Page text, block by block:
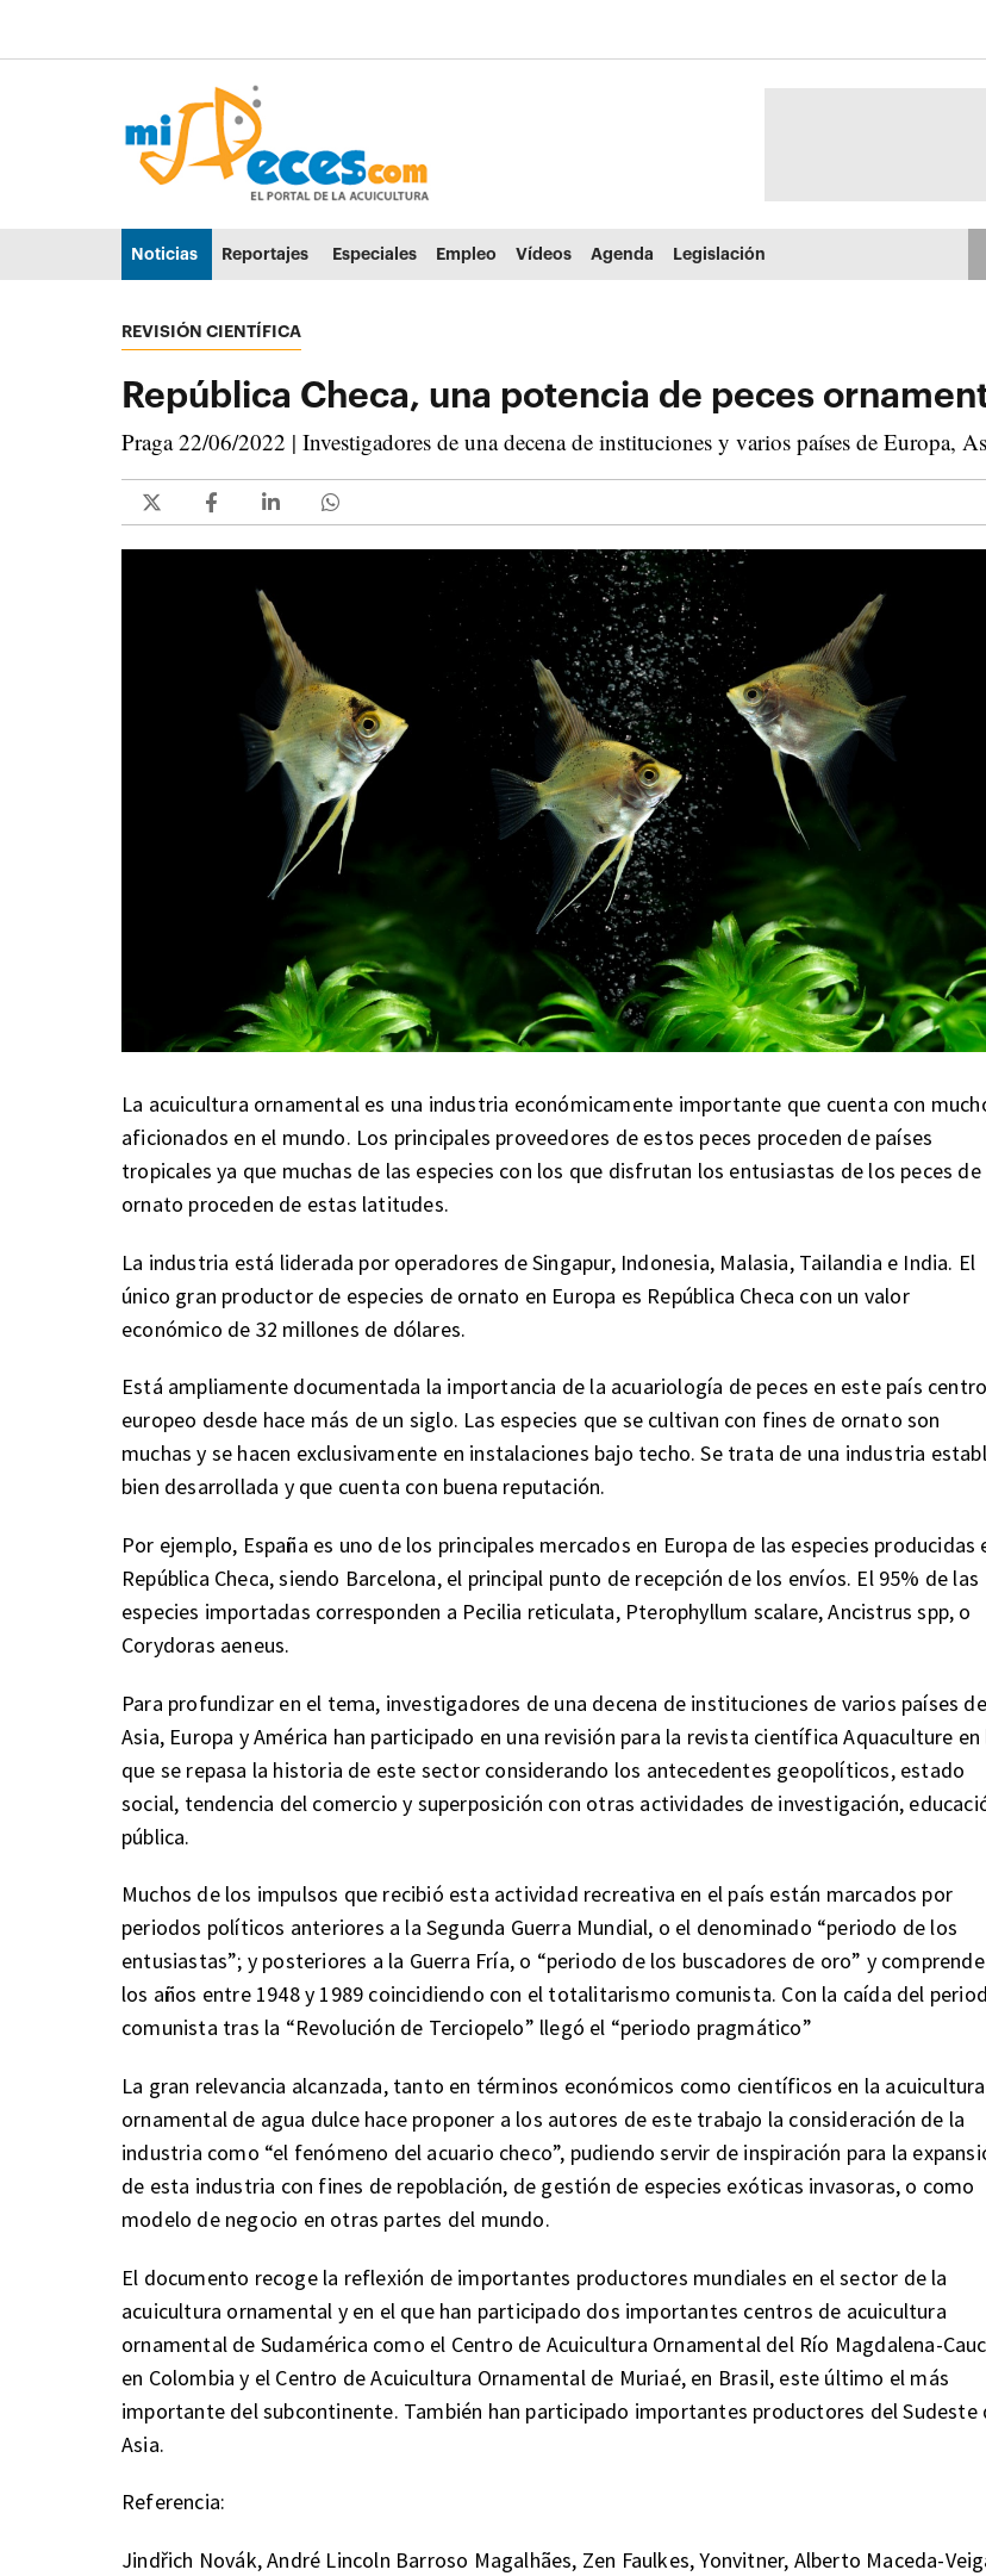
Ir al menú principal (alt + u)
Noticias Reportajes Especiales Empleo Vídeos Agenda Legislación
REVISIÓN CIENTÍFICA
República Checa, una potencia de peces
Praga 22/06/2022 | Investigadores de una decena de instituciones y varios países de Europa,
La acuicultura ornamental es una industria económicamente importante que cuenta con
aficionados en el mundo. Los principales proveedores de estos peces proceden de países
tropicales ya que muchas de las especies con los que disfrutan los entusiastas de los peces de
ornato proceden de estas latitudes.
La industria está liderada por operadores de Singapur, Indonesia, Malasia, Tailandia e India. El
único gran productor de especies de ornato en Europa es República Checa con un valor
económico de 32 millones de dólares.
Está ampliamente documentada la importancia de la acuariología de peces en este país centro
europeo desde hace más de un siglo. Las especies que se cultivan con fines de ornato son
muchas y se hacen exclusivamente en instalaciones bajo techo. Se trata de una industria
bien desarrollada y que cuenta con buena reputación.
Por ejemplo, España es uno de los principales mercados en Europa de las especies producidas
República Checa, siendo Barcelona, el principal punto de recepción de los envíos. El 95% de las
especies importadas corresponden a Pecilia reticulata, Pterophyllum scalare, Ancistrus spp, o
Corydoras aeneus.
Para profundizar en el tema, investigadores de una decena de instituciones de varios países de
Asia, Europa y América han participado en una revisión para la revista científica Aquaculture en
que se repasa la historia de este sector considerando los antecedentes geopolíticos, estado
social, tendencia del comercio y superposición con otras actividades de investigación,
pública.
Muchos de los impulsos que recibió esta actividad recreativa en el país están marcados por
periodos políticos anteriores a la Segunda Guerra Mundial, o el denominado “periodo de los
entusiastas”; y posteriores a la Guerra Fría, o “periodo de los buscadores de oro” y comprende
los años entre 1948 y 1989 coincidiendo con el totalitarismo comunista. Con la caída del
comunista tras la “Revolución de Terciopelo” llegó el “periodo pragmático”
La gran relevancia alcanzada, tanto en términos económicos como científicos en la acuicultura
ornamental de agua dulce hace proponer a los autores de este trabajo la consideración de la
industria como “el fenómeno del acuario checo”, pudiendo servir de inspiración para la
de esta industria con fines de repoblación, de gestión de especies exóticas invasoras, o como
modelo de negocio en otras partes del mundo.
El documento recoge la reflexión de importantes productores mundiales en el sector de la
acuicultura ornamental y en el que han participado dos importantes centros de acuicultura
ornamental de Sudamérica como el Centro de Acuicultura Ornamental del Río Magdalena-
en Colombia y el Centro de Acuicultura Ornamental de Muriaé, en Brasil, este último el más
importante del subcontinente. También han participado importantes productores del Sudeste
Asia.
Referencia:
Jindřich Novák, André Lincoln Barroso Magalhães, Zen Faulkes, Yonvitner, Alberto Maceda-